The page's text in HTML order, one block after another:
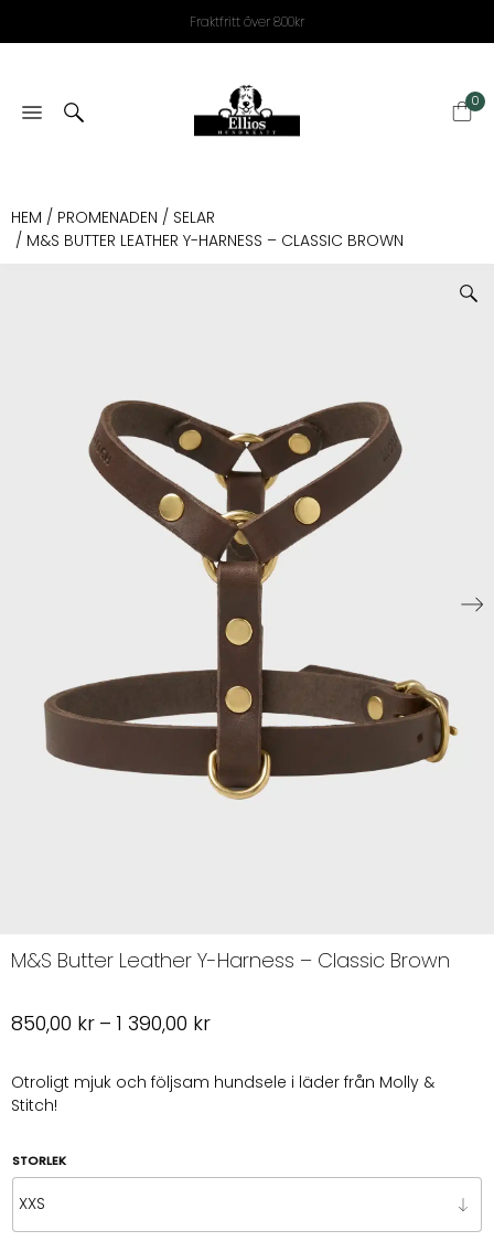
Fraktfritt över 800kr
0
HEM / PROMENADEN / SELAR
/ M&S BUTTER LEATHER Y-HARNESS – CLASSIC BROWN
M&S Butter Leather Y-Harness – Classic Brown
850,00 kr – 1 390,00 krPrisintervall:
till
Otroligt mjuk och följsam hundsele i läder från Molly &
Stitch!
STORLEK